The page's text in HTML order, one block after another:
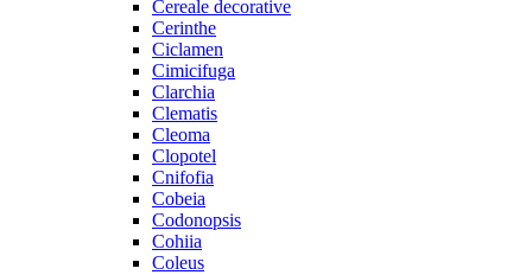
Cereale decorative
Cerinthe
Ciclamen
Cimicifuga
Clarchia
Clematis
Cleoma
Clopotel
Cnifofia
Cobeia
Codonopsis
Cohiia
Coleus